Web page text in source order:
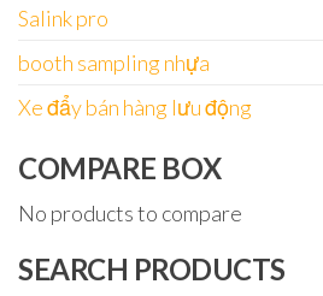
Salink pro
booth sampling nhựa
Xe đẩy bán hàng lưu động
COMPARE BOX
No products to compare
SEARCH PRODUCTS